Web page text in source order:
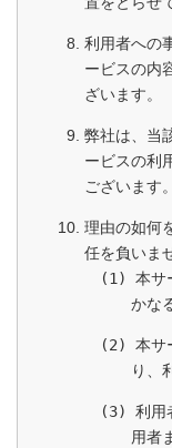
利用者への
ービスの内
ざいます。
弊社は、当
ービスの利
ございます。
理由の如何
任を負いま
本サ
かな
本サ
り、
利用
用者